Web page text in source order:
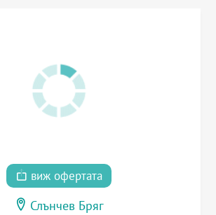
виж офертата
Слънчев Бряг